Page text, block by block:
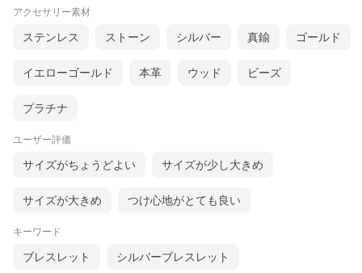
アクセサリー素材
ステンレス ストーン シルバー 真鍮 ゴールド
イエローゴールド 本革 ウッド ビーズ
プラチナ
ユーザー評価
サイズがちょうどよい サイズが少し大きめ
サイズが大きめ つけ心地がとても良い
キーワード
ブレスレット シルバーブレスレット